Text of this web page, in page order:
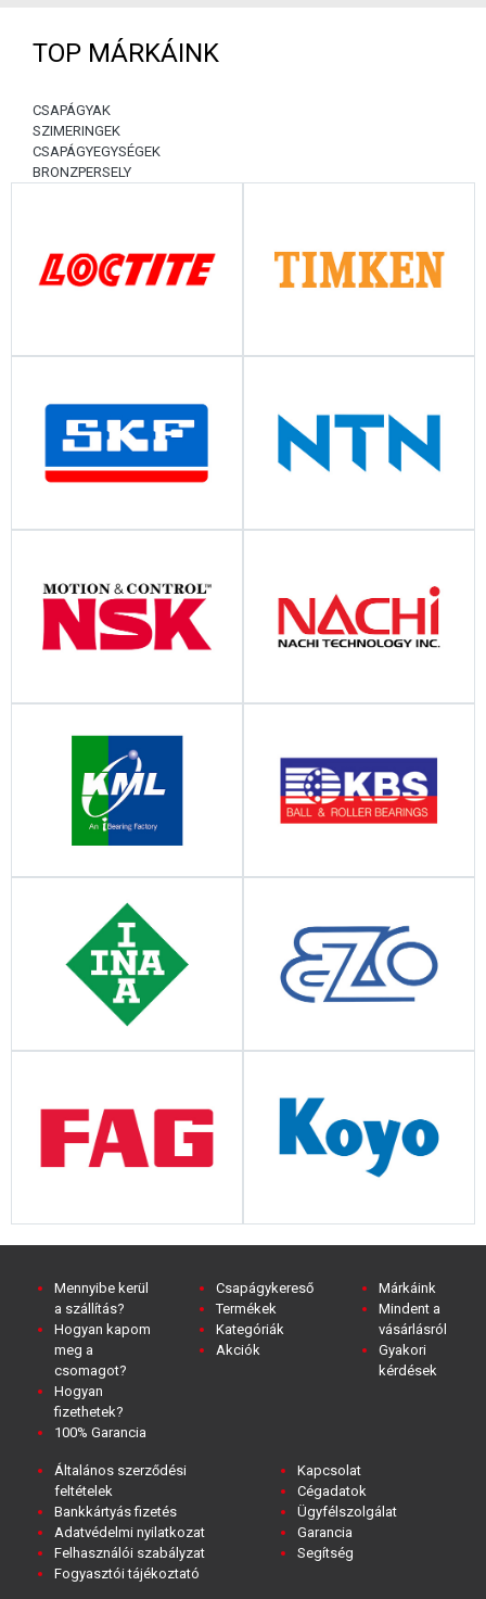
TOP MÁRKÁINK
CSAPÁGYAK
SZIMERINGEK
CSAPÁGYEGYSÉGEK
BRONZPERSELY
Mennyibe kerül
a szállítás?
Hogyan kapom
meg a
csomagot?
Hogyan
fizethetek?
100% Garancia
Csapágykereső
Termékek
Kategóriák
Akciók
Márkáink
Mindent a
vásárlásról
Gyakori
kérdések
Általános szerződési
feltételek
Bankkártyás fizetés
Adatvédelmi nyilatkozat
Felhasználói szabályzat
Fogyasztói tájékoztató
Kapcsolat
Cégadatok
Ügyfélszolgálat
Garancia
Segítség